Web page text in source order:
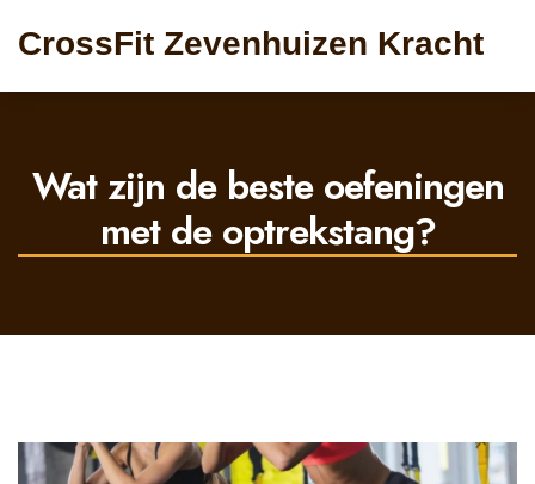
CrossFit Zevenhuizen Kracht
Wat zijn de beste oefeningen
met de optrekstang?